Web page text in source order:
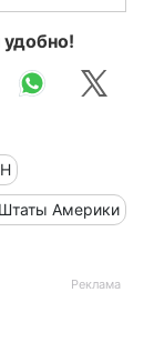
удобно!
Америки